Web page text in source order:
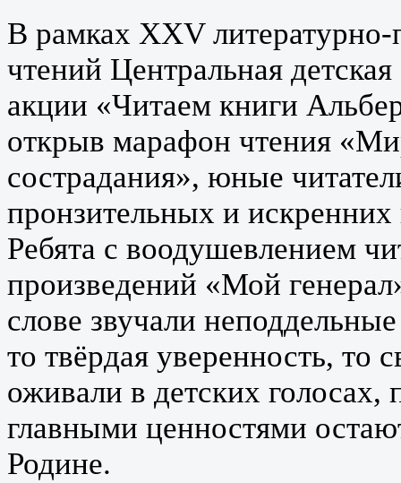
В рамках XXV
чтений Центральная
акции «Читаем книги
открыв марафон чтения
сострадания», юные
пронзительных и искренних
Ребята с воодушевлением
произведений «Мой
слове звучали
то твёрдая уверенность, то
оживали в детских голосах,
главными ценностями
Родине.